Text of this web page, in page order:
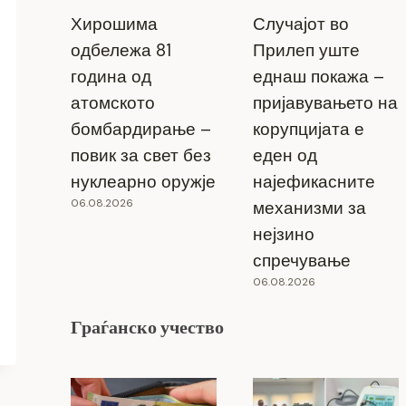
Хирошима
одбележа 81
година од
атомското
бомбардирање –
повик за свет без
нуклеарно оружје
06.08.2026
Случајот во
Прилеп уште
еднаш покажа –
пријавувањето на
корупцијата е
еден од
најефикасните
механизми за
нејзино
спречување
06.08.2026
Граѓанско учество